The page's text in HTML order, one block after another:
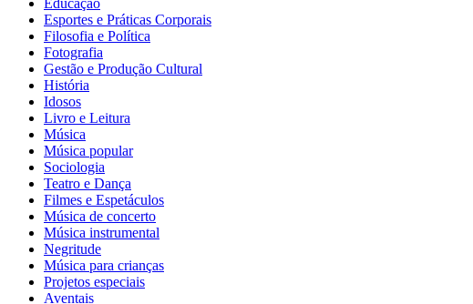
Educação
Esportes e Práticas Corporais
Filosofia e Política
Fotografia
Gestão e Produção Cultural
História
Idosos
Livro e Leitura
Música
Música popular
Sociologia
Teatro e Dança
Filmes e Espetáculos
Música de concerto
Música instrumental
Negritude
Música para crianças
Projetos especiais
Aventais